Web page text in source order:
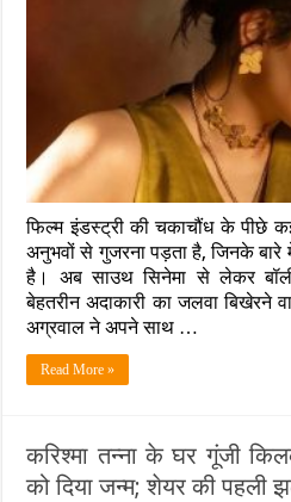
फिल्म इंडस्ट्री की चकाचौंध के पीछे
अनुभवों से गुजरना पड़ता है, जिनके बारे
है। अब साउथ सिनेमा से लेकर
बेहतरीन अदाकारी का जलवा बिखेरने
अग्रवाल ने अपने साथ …
Read More »
करिश्मा तन्ना के घर गूंजी
को दिया जन्म; शेयर की पहली